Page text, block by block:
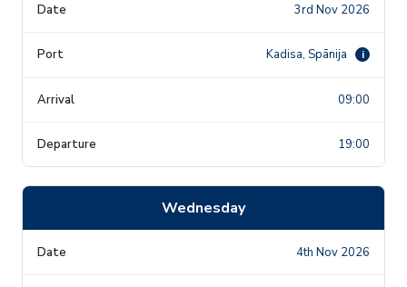
3rd Nov 2026
Kadisa, Spānija i
09:00
19:00
Wednesday
4th Nov 2026